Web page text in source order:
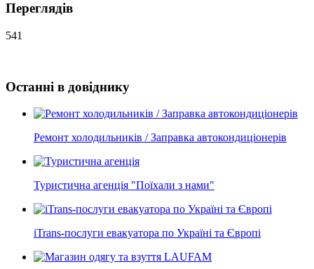
Переглядів
541
Останні в довіднику
Ремонт холодильників / Заправка автокондиціонерів
Туристична агенція "Поїхали з нами"
iTrans-послуги евакуатора по Україні та Європі